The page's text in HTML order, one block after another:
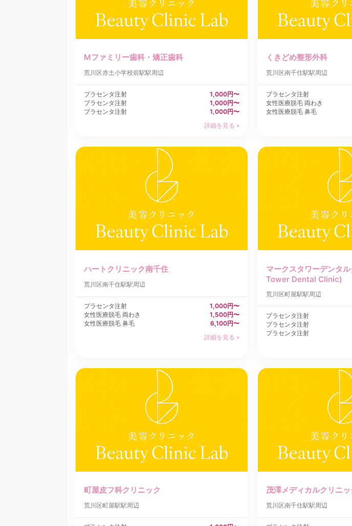
Mファミリー歯科・矯正歯科
荒川区赤土小学校前駅駅周辺
プラセンタ注射
1,000円〜
プラセンタ注射
1,000円〜
プラセンタ注射
1,000円〜
詳細を見る »
くきどめ整形外科
荒川区南千住駅駅周辺
プラセンタ注射
女性医療脱毛 両わき
女性医療脱毛 鼻毛
ハートクリニック南千住
荒川区南千住駅駅周辺
プラセンタ注射
1,000円〜
女性医療脱毛 両わき
1,500円〜
女性医療脱毛 鼻毛
6,100円〜
詳細を見る »
マークスタワーデンタ
Tower Dental Clinic)
荒川区町屋駅駅周辺
プラセンタ注射
プラセンタ注射
プラセンタ注射
町屋皮フ科クリニック
荒川区町屋駅駅周辺
茂澤メディカルクリニ
荒川区南千住駅駅周辺